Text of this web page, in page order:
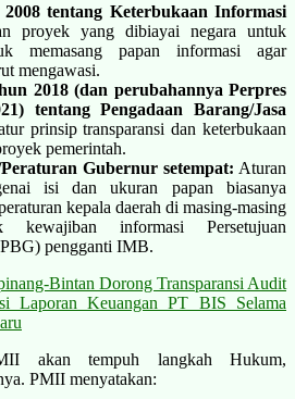
tentang Keterbukaan Informasi
proyek yang dibiayai negara untuk
memasang papan informasi agar
mengawasi.
2018 (dan perubahannya Perpres
tentang Pengadaan Barang/Jasa
prinsip transparansi dan keterbukaan
pemerintah.
Gubernur setempat: Aturan
isi dan ukuran papan biasanya
kepala daerah di masing-masing
kewajiban informasi Persetujuan
pengganti IMB.
Bintan Dorong Transparansi Audit
Laporan Keuangan PT BIS Selama
akan tempuh langkah Hukum,
PMII menyatakan: